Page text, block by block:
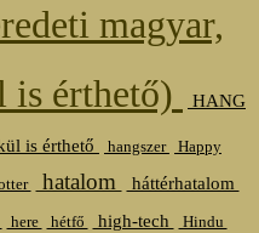
magyar,
is érthető)
HANG
is érthető hangszer Happy
hatalom háttérhatalom
here hétfő high-tech Hindu